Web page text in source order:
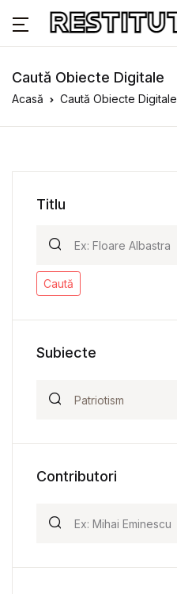
Caută Obiecte Digitale
Acasă Caută Obiecte Digitale
Titlu
Caută
Subiecte
Contributori